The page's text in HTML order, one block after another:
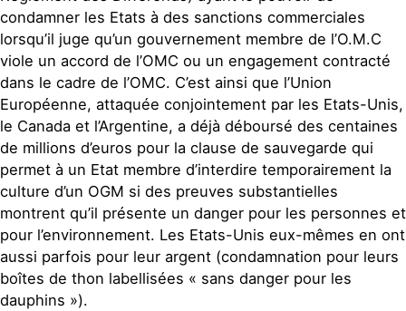
condamner les Etats à des sanctions commerciales
lorsqu’il juge qu’un gouvernement membre de l’O.M.C
viole un accord de l’OMC ou un engagement contracté
dans le cadre de l’OMC. C’est ainsi que l’Union
Européenne, attaquée conjointement par les Etats-Unis,
le Canada et l’Argentine, a déjà déboursé des centaines
de millions d’euros pour la clause de sauvegarde qui
permet à un Etat membre d’interdire temporairement la
culture d’un OGM si des preuves substantielles
montrent qu’il présente un danger pour les personnes et
pour l’environnement. Les Etats-Unis eux-mêmes en ont
aussi parfois pour leur argent (condamnation pour leurs
boîtes de thon labellisées « sans danger pour les
dauphins »).